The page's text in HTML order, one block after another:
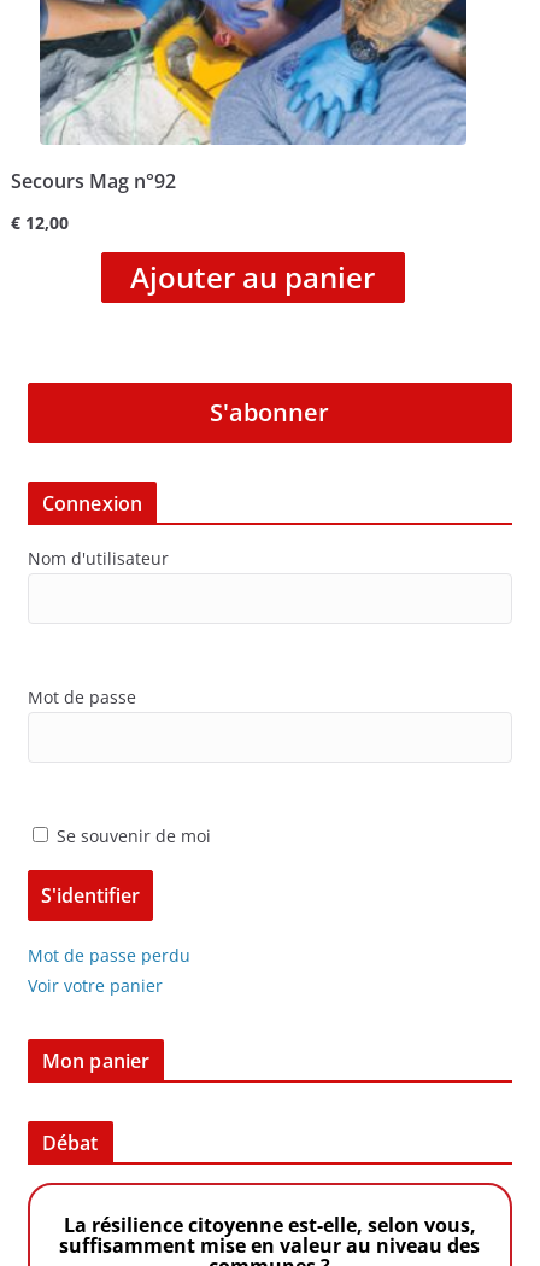
Secours Mag n°92
€12,00
Ajouter au panier
S'abonner
Connexion
Nom d'utilisateur
Mot de passe
Se souvenir de moi
Mot de passe perdu
Voir votre panier
Mon panier
Débat
La résilience citoyenne est-elle, selon vous,
suffisamment mise en valeur au niveau des